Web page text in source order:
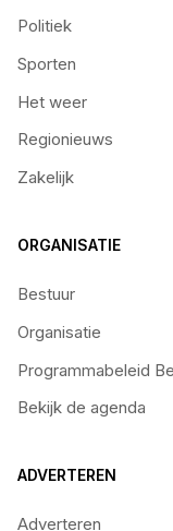
Politiek
Sporten
Het weer
Regionieuws
Zakelijk
ORGANISATIE
Bestuur
Organisatie
Programmabeleid
Bekijk de agenda
ADVERTEREN
Adverteren